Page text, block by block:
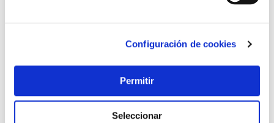
Configuración de cookies
Permitir
Seleccionar